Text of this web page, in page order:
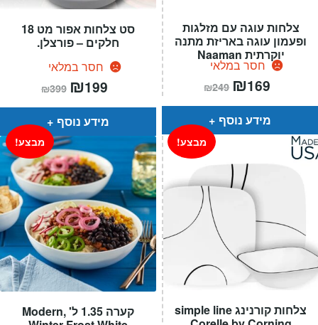
סט צלחות אפור מט 18
חלקים – פורצלן.
חסר במלאי
₪399 המחיר
המקורי
היה:
₪399.
₪199
הוא:
מידע נוסף
צלחות עוגה עם מזלגות
ופעמון עוגה באריזת מתנה
יוקרתית Naaman
חסר במלאי
₪249 המחיר
המקורי
היה:
₪249.
₪169
הוא:
מידע נוסף
קערה 1.35 ל' ,Modern
מבצע!
צלחות קורנינג simple line
מבצע!